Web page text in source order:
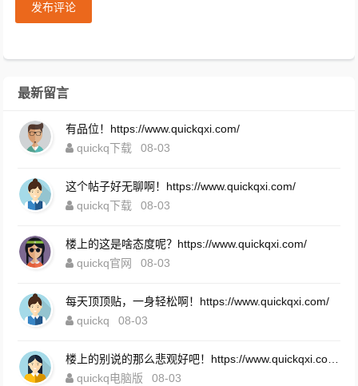
发布评论
最新留言
有品位！https://www.quickqxi.com/
quickq下载
08-03
这个帖子好无聊啊！https://www.quickqxi.com/
quickq下载
08-03
楼上的这是啥态度呢？https://www.quickqxi.com/
quickq官网
08-03
每天顶顶贴，一身轻松啊！https://www.quickqxi.com/
quickq
08-03
quickq电脑版
08-03